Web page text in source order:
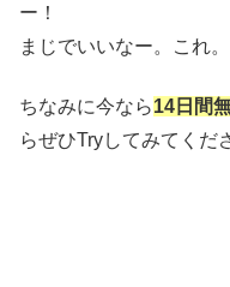
ー！
まじでいいなー。これ。
ちなみに今なら14日間
らぜひTryしてみてくだ